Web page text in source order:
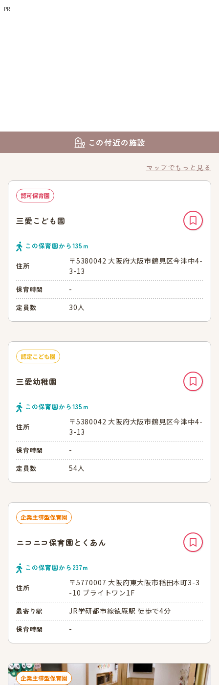
PR
この付近の施設
マップでもっと見る
認可保育園
三愛こども園
この保育園から135ｍ
住所
〒5380042 大阪府大阪市鶴見区今津中4-
3-13
保育時間 -
定員数 30人
認定こども園
三愛幼稚園
この保育園から135ｍ
住所
〒5380042 大阪府大阪市鶴見区今津中4-
3-13
保育時間 -
定員数 54人
企業主導型保育園
ニコニコ保育園とくあん
この保育園から 237ｍ
住所
〒5770007 大阪府東大阪市稲田本町3-3
-10 ブライトワン1F
最寄り駅 JR学研都市線徳庵駅 徒歩で4分
保育時間 -
企業主導型保育園